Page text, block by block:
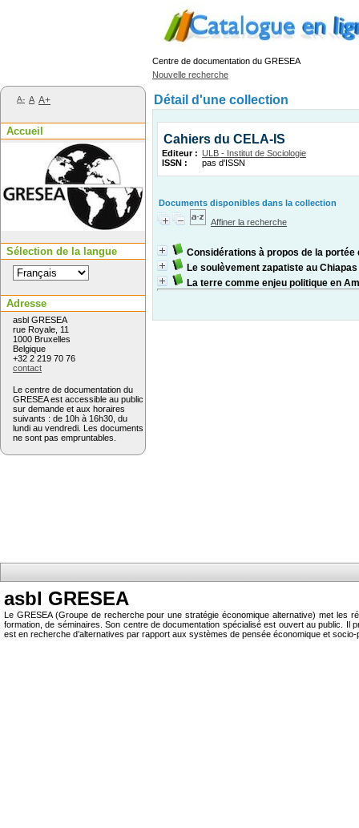
Centre de documentation du GRESEA
Nouvelle recherche
Détail d'une collection
Cahiers du CELA-IS
Editeur : ULB - Institut de Sociologie
ISSN :
pas d'ISSN
Documents disponibles dans la collection
Affiner la recherche
Considérations à propos de la portée
Le soulèvement zapatiste au Chiapas
La terre comme enjeu politique en
asbl GRESEA
Le GRESEA (Groupe de recherche pour une stratégie économique alternative) met les
formation, de séminaires. Son centre de documentation spécialisé est ouvert au public.
est en recherche d’alternatives par rapport aux systèmes de pensée économique et socio-
A- A A+
Accueil
Sélection de la langue
Adresse
asbl GRESEA
rue Royale, 11
1000 Bruxelles
Belgique
+32 2 219 70 76
contact
Le centre de documentation du
GRESEA est accessible au public
sur demande et aux horaires
suivants : de 10h à 16h30, du
lundi au vendredi. Les documents
ne sont pas empruntables.